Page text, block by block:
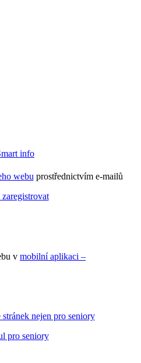
webu prostřednictvím e-mailů
v mobilní aplikaci –
nejen pro seniory